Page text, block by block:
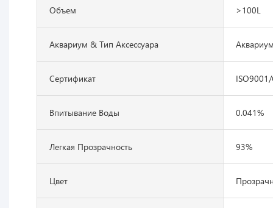
Объем >100L
Аквариум & Тип Аксессуара
Сертификат ISO9001/
Впитывание Воды 0.041%
Легкая Прозрачность 93%
Цвет